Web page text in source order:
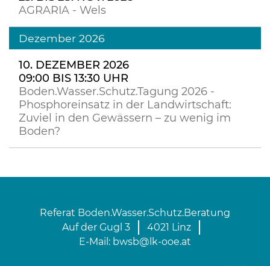
AGRARIA - Wels
Dezember 2026
10. DEZEMBER 2026
09:00 BIS 13:30 UHR
Boden.Wasser.Schutz.Tagung 2026 -
Phosphoreinsatz in der Landwirtschaft:
Zuviel in den Gewässern – zu wenig im
Boden?
Referat Boden.Wasser.Schutz.Beratung
Auf der Gugl 3
4021 Linz
E-Mail: bwsb@lk-ooe.at